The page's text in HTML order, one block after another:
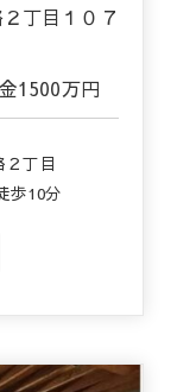
丁目１０７
1500万円
丁目
歩10分